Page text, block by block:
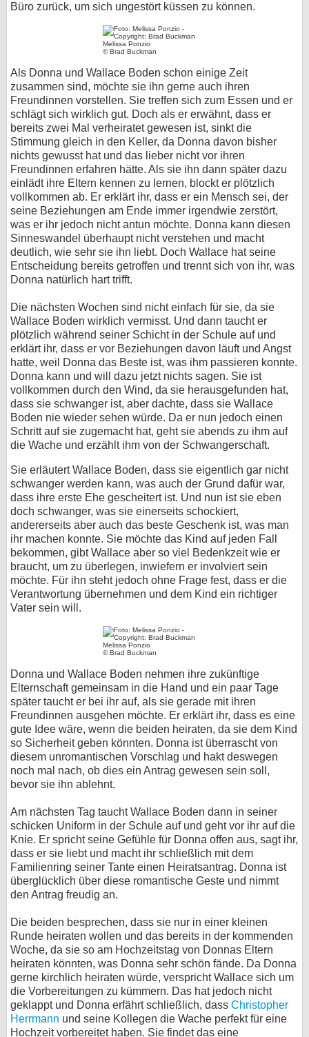
Büro zurück, um sich ungestört küssen zu können.
Melissa Ponzio
© Brad Buckman
Als Donna und Wallace Boden schon einige Zeit
zusammen sind, möchte sie ihn gerne auch ihren
Freundinnen vorstellen. Sie treffen sich zum Essen und er
schlägt sich wirklich gut. Doch als er erwähnt, dass er
bereits zwei Mal verheiratet gewesen ist, sinkt die
Stimmung gleich in den Keller, da Donna davon bisher
nichts gewusst hat und das lieber nicht vor ihren
Freundinnen erfahren hätte. Als sie ihn dann später dazu
einlädt ihre Eltern kennen zu lernen, blockt er plötzlich
vollkommen ab. Er erklärt ihr, dass er ein Mensch sei, der
seine Beziehungen am Ende immer irgendwie zerstört,
was er ihr jedoch nicht antun möchte. Donna kann diesen
Sinneswandel überhaupt nicht verstehen und macht
deutlich, wie sehr sie ihn liebt. Doch Wallace hat seine
Entscheidung bereits getroffen und trennt sich von ihr, was
Donna natürlich hart trifft.
Die nächsten Wochen sind nicht einfach für sie, da sie
Wallace Boden wirklich vermisst. Und dann taucht er
plötzlich während seiner Schicht in der Schule auf und
erklärt ihr, dass er vor Beziehungen davon läuft und Angst
hatte, weil Donna das Beste ist, was ihm passieren konnte.
Donna kann und will dazu jetzt nichts sagen. Sie ist
vollkommen durch den Wind, da sie herausgefunden hat,
dass sie schwanger ist, aber dachte, dass sie Wallace
Boden nie wieder sehen würde. Da er nun jedoch einen
Schritt auf sie zugemacht hat, geht sie abends zu ihm auf
die Wache und erzählt ihm von der Schwangerschaft.
Sie erläutert Wallace Boden, dass sie eigentlich gar nicht
schwanger werden kann, was auch der Grund dafür war,
dass ihre erste Ehe gescheitert ist. Und nun ist sie eben
doch schwanger, was sie einerseits schockiert,
andererseits aber auch das beste Geschenk ist, was man
ihr machen konnte. Sie möchte das Kind auf jeden Fall
bekommen, gibt Wallace aber so viel Bedenkzeit wie er
braucht, um zu überlegen, inwiefern er involviert sein
möchte. Für ihn steht jedoch ohne Frage fest, dass er die
Verantwortung übernehmen und dem Kind ein richtiger
Vater sein will.
Melissa Ponzio
© Brad Buckman
Donna und Wallace Boden nehmen ihre zukünftige
Elternschaft gemeinsam in die Hand und ein paar Tage
später taucht er bei ihr auf, als sie gerade mit ihren
Freundinnen ausgehen möchte. Er erklärt ihr, dass es eine
gute Idee wäre, wenn die beiden heiraten, da sie dem Kind
so Sicherheit geben könnten. Donna ist überrascht von
diesem unromantischen Vorschlag und hakt deswegen
noch mal nach, ob dies ein Antrag gewesen sein soll,
bevor sie ihn ablehnt.
Am nächsten Tag taucht Wallace Boden dann in seiner
schicken Uniform in der Schule auf und geht vor ihr auf die
Knie. Er spricht seine Gefühle für Donna offen aus, sagt ihr,
dass er sie liebt und macht ihr schließlich mit dem
Familienring seiner Tante einen Heiratsantrag. Donna ist
überglücklich über diese romantische Geste und nimmt
den Antrag freudig an.
Die beiden besprechen, dass sie nur in einer kleinen
Runde heiraten wollen und das bereits in der kommenden
Woche, da sie so am Hochzeitstag von Donnas Eltern
heiraten könnten, was Donna sehr schön fände. Da Donna
gerne kirchlich heiraten würde, verspricht Wallace sich um
die Vorbereitungen zu kümmern. Das hat jedoch nicht
geklappt und Donna erfährt schließlich, dass Christopher
Herrmann und seine Kollegen die Wache perfekt für eine
Hochzeit vorbereitet haben. Sie findet das eine